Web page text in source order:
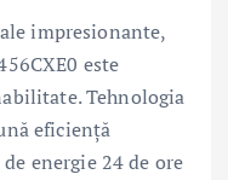
impresionante,
este
Tehnologia
eficiență
energie 24 de ore